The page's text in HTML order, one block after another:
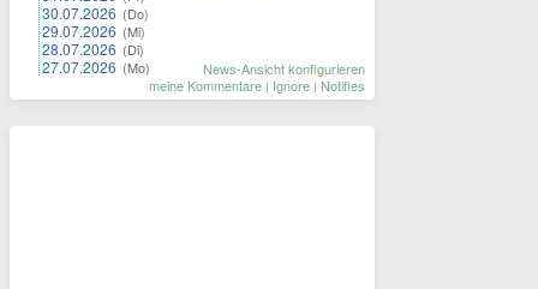
30.07.2026 (Do)
29.07.2026 (Mi)
28.07.2026 (Di)
27.07.2026 (Mo)
News-Ansicht konfigurieren
meine Kommentare | Ignore | Notifies